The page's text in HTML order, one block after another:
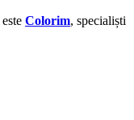
este Colorim, specialiști